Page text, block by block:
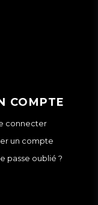
COMPTE
connecter
un compte
passe oublié ?